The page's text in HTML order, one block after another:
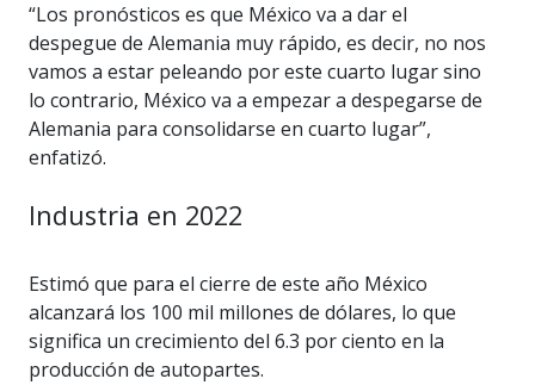
“Los pronósticos es que México va a dar el
despegue de Alemania muy rápido, es decir, no nos
vamos a estar peleando por este cuarto lugar sino
lo contrario, México va a empezar a despegarse de
Alemania para consolidarse en cuarto lugar”,
enfatizó.
Industria en 2022
Estimó que para el cierre de este año México
alcanzará los 100 mil millones de dólares, lo que
significa un crecimiento del 6.3 por ciento en la
producción de autopartes.